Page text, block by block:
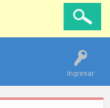
Ingresar